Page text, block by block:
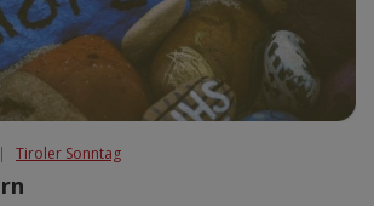
Feb 2027
Mär 2027
Mai 2027
Jul 2027
| Tiroler Sonntag